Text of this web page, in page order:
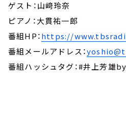
ゲスト：山﨑玲奈
ピアノ：大貫祐一郎
番組HP：https://
番組メールアドレス：
番組ハッシュタグ：#井上芳雄